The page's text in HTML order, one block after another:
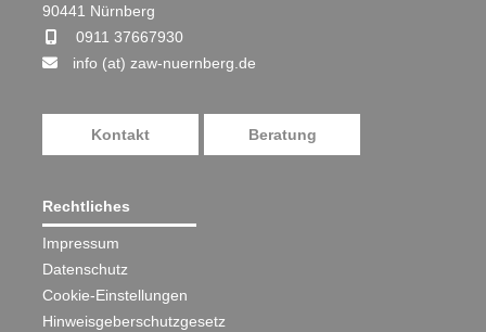
90441 Nürnberg
0911 37667930
info (at) zaw-nuernberg.de
Kontakt Beratung
Rechtliches
Impressum
Datenschutz
Cookie-Einstellungen
Hinweisgeberschutzgesetz